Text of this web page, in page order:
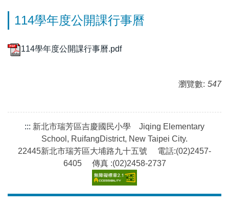
114學年度公開課行事曆
114學年度公開課行事曆.pdf
瀏覽數: 547
::: 新北市瑞芳區吉慶國民小學 Jiqing Elementary
School, RuifangDistrict, New Taipei City.
22445新北市瑞芳區大埔路九十五號 電話:(02)2457-
6405 傳真 :(02)2458-2737